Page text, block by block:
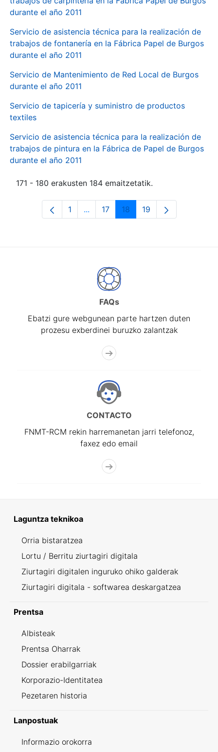
durante el año 2011
Servicio de asistencia técnica para la realización de
trabajos de fontanería en la Fábrica Papel de Burgos
durante el año 2011
Servicio de Mantenimiento de Red Local de Burgos
durante el año 2011
Servicio de tapicería y suministro de productos
textiles
Servicio de asistencia técnica para la realización de
trabajos de pintura en la Fábrica de Papel de Burgos
durante el año 2011
171 - 180 erakusten 184 emaitzetatik.
Orrialdea
1 ...Intermediate Pages Use TAB to
Orrialdea
17 Orrialdea
18 Orrialdea
19
FAQs
Ebatzi gure webgunean parte hartzen duten
prozesu exberdinei buruzko zalantzak
CONTACTO
FNMT-RCM rekin harremanetan jarri telefonoz,
faxez edo email
Laguntza teknikoa
Orria bistaratzea
Lortu / Berritu ziurtagiri digitala
Ziurtagiri digitalen inguruko ohiko galderak
Ziurtagiri digitala - softwarea deskargatzea
Prentsa
Albisteak
Prentsa Oharrak
Dossier erabilgarriak
Korporazio-Identitatea
Pezetaren historia
Lanpostuak
Informazio orokorra